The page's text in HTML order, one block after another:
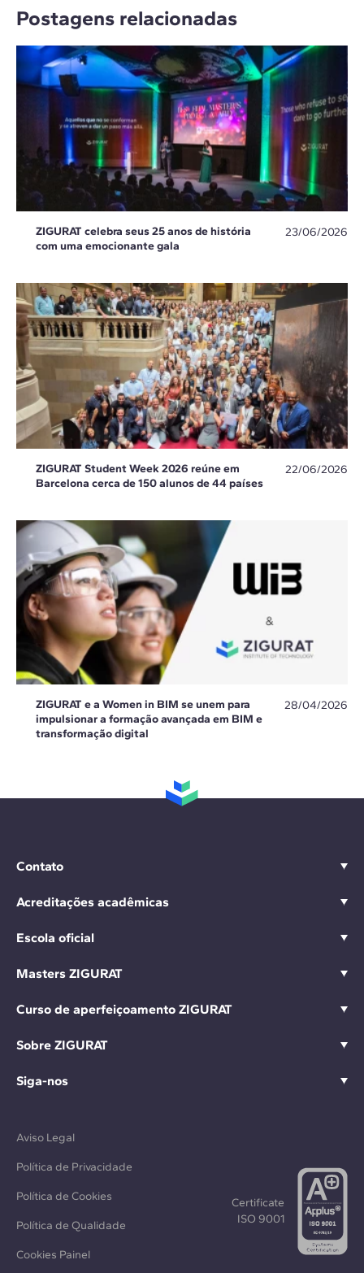
Postagens relacionadas
ZIGURAT celebra seus 25 anos de história
com uma emocionante gala
23/06/2026
ZIGURAT Student Week 2026 reúne em
Barcelona cerca de 150 alunos de 44 países
22/06/2026
ZIGURAT e a Women in BIM se unem para
impulsionar a formação avançada em BIM e
transformação digital
28/04/2026
Contato
Acreditações acadêmicas
Escola oficial
Masters ZIGURAT
Curso de aperfeiçoamento ZIGURAT
Sobre ZIGURAT
Siga-nos
Aviso Legal
Política de Privacidade
Política de Cookies
Política de Qualidade
Cookies Painel
Certificate
ISO 9001